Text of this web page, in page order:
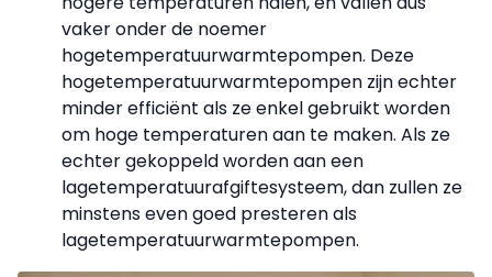
vaker onder de noemer
hogetemperatuurwarmtepompen. Deze
hogetemperatuurwarmtepompen zijn echter
minder efficiënt als ze enkel gebruikt worden
om hoge temperaturen aan te maken. Als ze
echter gekoppeld worden aan een
lagetemperatuurafgiftesysteem, dan zullen ze
minstens even goed presteren als
lagetemperatuurwarmtepompen.